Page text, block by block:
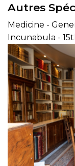
Autres
Medicine -
Incunabula -